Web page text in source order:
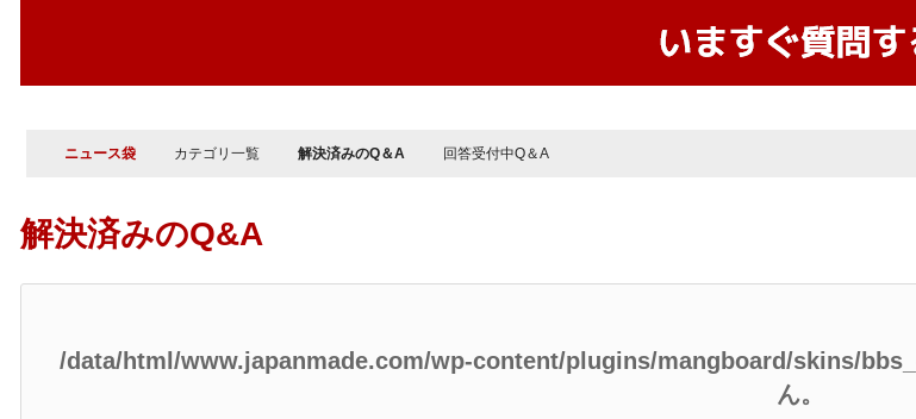
ニュース袋 カテゴリ一覧 解決済みのQ＆A 回答受付中Q＆A
解決済みのQ&A
/data/html/www.japanmade.com/wp-content/plugins/mangboard/skins/
ん。